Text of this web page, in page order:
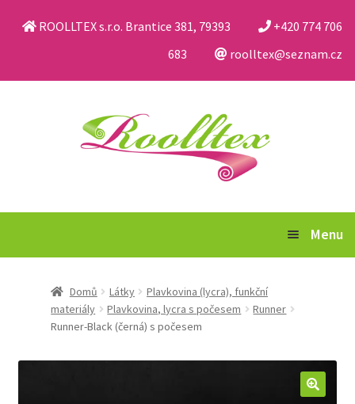
ROOLLTEX s.r.o. Brantice 381, 79393
+420 774 706
683
roolltex@seznam.cz
Menu
Obchodní podmínky a reklamační řád
Jak nakupovat
Domů Látky
Plavkovina (lycra), funkční
materiály
Plavkovina, lycra s počesem
Runner
Runner-Black (černá) s počesem